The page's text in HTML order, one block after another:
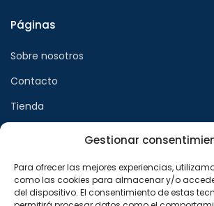
Gestionar
Para ofrecer las mejores experiencias,
como las cookies para almacenar y/o
del dispositivo. El consentimiento de estas
Páginas
Sobre nosotros
Contacto
Tienda
Aviso legal